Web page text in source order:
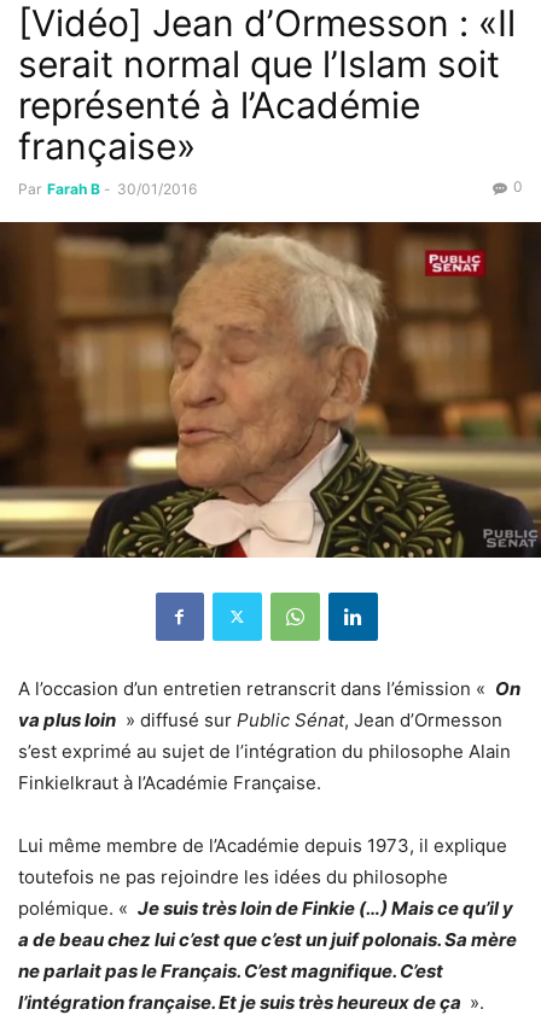
[Vidéo] Jean d’Ormesson : «Il
serait normal que l’Islam soit
représenté à l’Académie
française»
Par Farah B - 30/01/2016 0
A l’occasion d’un entretien retranscrit dans l’émission « On
va plus loin » diffusé sur Public Sénat, Jean d’Ormesson
s’est exprimé au sujet de l’intégration du philosophe Alain
Finkielkraut à l’Académie Française.
Lui même membre de l’Académie depuis 1973, il explique
toutefois ne pas rejoindre les idées du philosophe
polémique. « Je suis très loin de Finkie (…) Mais ce qu’il y
a de beau chez lui c’est que c’est un juif polonais. Sa mère
ne parlait pas le Français. C’est magnifique. C’est
l’intégration française. Et je suis très heureux de ça ».